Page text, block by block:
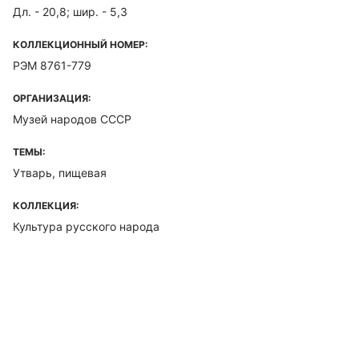
Дл. - 20,8; шир. - 5,3
КОЛЛЕКЦИОННЫЙ НОМЕР:
РЭМ 8761-779
ОРГАНИЗАЦИЯ:
Музей народов СССР
ТЕМЫ:
Утварь, пищевая
КОЛЛЕКЦИЯ:
Культура русского народа